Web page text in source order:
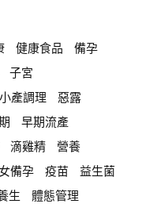
健康食品
備孕
子宮
小產調理
惡露
早期流產
滴雞精
營養
備孕 疫苗
益生菌
生 體態管理